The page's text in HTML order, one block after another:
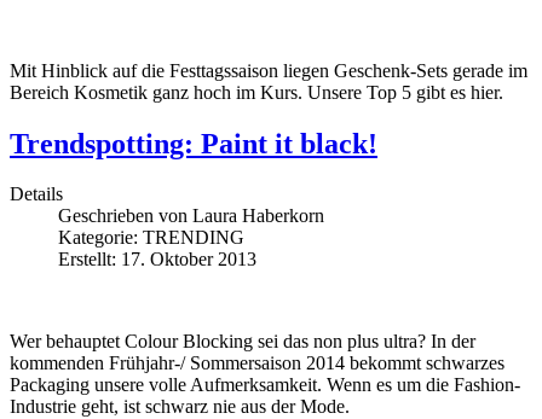
Mit Hinblick auf die Festtagssaison liegen Geschenk-Sets gerade im
Bereich Kosmetik ganz hoch im Kurs. Unsere Top 5 gibt es hier.
Trendspotting: Paint it black!
Details
Geschrieben von Laura Haberkorn
Kategorie: TRENDING
Erstellt: 17. Oktober 2013
Wer behauptet Colour Blocking sei das non plus ultra? In der
kommenden Frühjahr-/ Sommersaison 2014 bekommt schwarzes
Packaging unsere volle Aufmerksamkeit. Wenn es um die Fashion-
Industrie geht, ist schwarz nie aus der Mode.